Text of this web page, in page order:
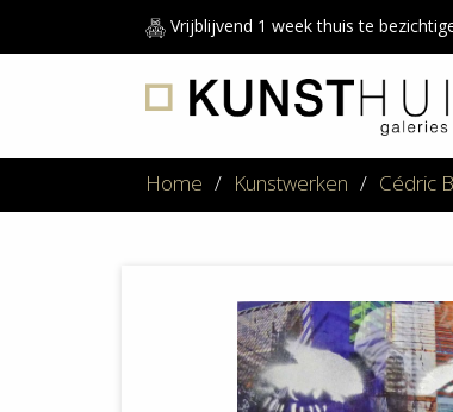
Vrijblijvend 1 week thuis te
Home / Kunstwerken / Cédric